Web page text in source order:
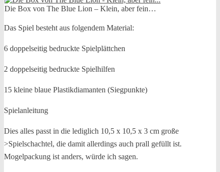
Die Box von The Blue Lion – Klein, aber fein…
Das Spiel besteht aus folgendem Material:
6 doppelseitig bedruckte Spielplättchen
2 doppelseitig bedruckte Spielhilfen
15 kleine blaue Plastikdiamanten (Siegpunkte)
Spielanleitung
Dies alles passt in die lediglich 10,5 x 10,5 x 3 cm große
>Spielschachtel, die damit allerdings auch prall gefüllt ist.
Mogelpackung ist anders, würde ich sagen.